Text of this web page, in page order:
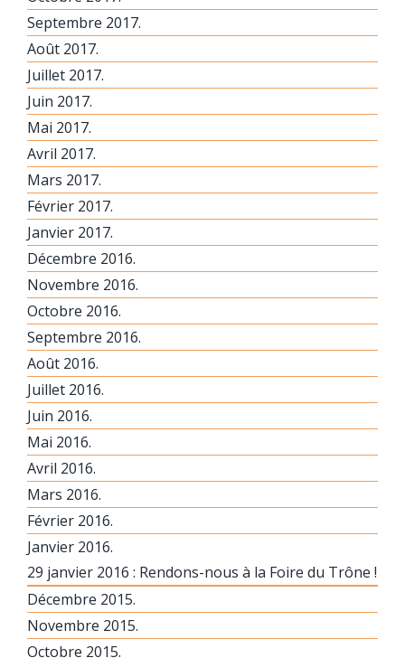
Septembre 2017.
Août 2017.
Juillet 2017.
Juin 2017.
Mai 2017.
Avril 2017.
Mars 2017.
Février 2017.
Janvier 2017.
Décembre 2016.
Novembre 2016.
Octobre 2016.
Septembre 2016.
Août 2016.
Juillet 2016.
Juin 2016.
Mai 2016.
Avril 2016.
Mars 2016.
Février 2016.
Janvier 2016.
29 janvier 2016 : Rendons-nous à la Foire du Trône !
Décembre 2015.
Novembre 2015.
Octobre 2015.